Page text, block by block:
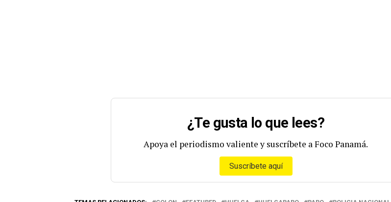
¿Te gusta lo que lees?
Apoya el periodismo valiente y suscríbete a Foco Panamá.
Suscríbete aquí